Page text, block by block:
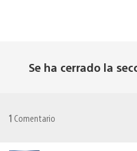
Se ha cerrado la
1 Comentario